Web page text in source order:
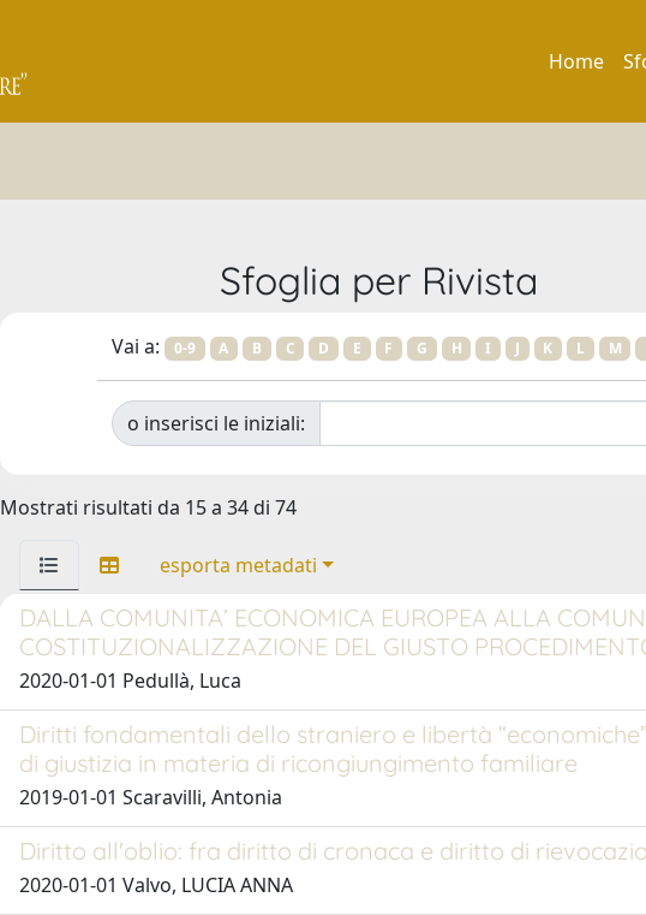
Home
Sfoglia per Rivista
Vai a: 0-9 A B C D E F G H I J K L M
o inserisci le iniziali:
Mostrati risultati da 15 a 34 di 74
esporta metadati
DALLA COMUNITA’ ECONOMICA EUROPEA ALLA
COSTITUZIONALIZZAZIONE DEL GIUSTO
2020-01-01 Pedullà, Luca
Diritti fondamentali dello straniero e libertà
di giustizia in materia di ricongiungimento familiare
2019-01-01 Scaravilli, Antonia
Diritto all'oblio: fra diritto di cronaca e diritto di
2020-01-01 Valvo, LUCIA ANNA